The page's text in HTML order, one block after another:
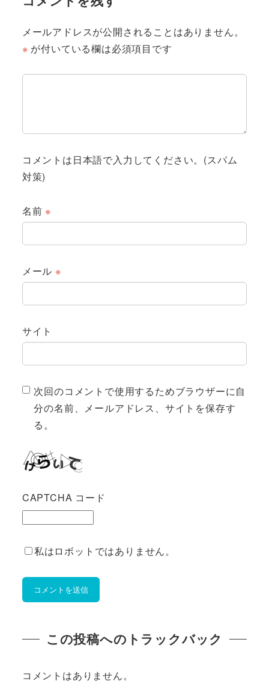
メールアドレスが公開されることはありません。
※ が付いている欄は必須項目です
コメントは日本語で入力してください。(スパム
対策)
名前※
メール ※
サイト
次回のコメントで使用するためブラウザーに自
分の名前、メールアドレス、サイトを保存す
る。
CAPTCHA コード
私はロボットではありません。
この投稿へのトラックバック
コメントはありません。